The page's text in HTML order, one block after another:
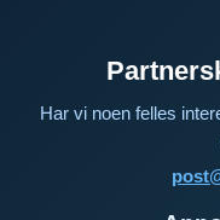
Har vi noen felles